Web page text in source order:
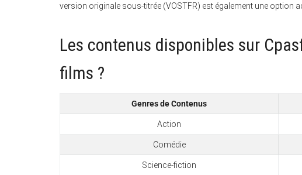
version originale sous-titrée (VOSTFR) est également une option
Les contenus disponibles sur
films ?
Genres de Contenus
Action
Comédie
Science-fiction